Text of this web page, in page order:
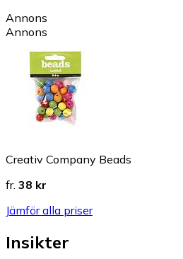
Annons
Annons
Creativ Company Beads
fr. 38 kr
Jämför alla priser
Insikter